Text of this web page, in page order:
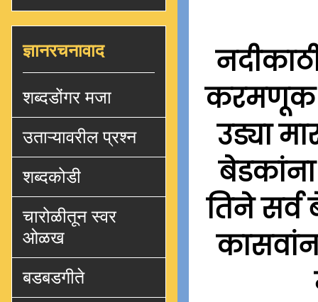
करमणूक
उड्या
तिने
ज्ञानरचनावाद
शब्दडोंगर मजा
उताऱ्यावरील प्रश्न
शब्दकोडी
चारोळीतून स्वर
ओळख
बडबडगीते